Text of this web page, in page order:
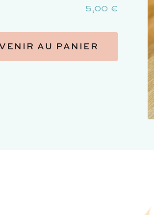
5,00 €
AU PANIER